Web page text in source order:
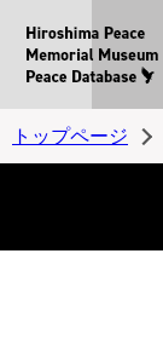
トップページ